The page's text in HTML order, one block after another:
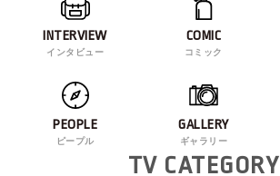
INTERVIEW
インタビュー
COMIC
コミック
PEOPLE
ピープル
GALLERY
ギャラリー
TV CATEGORY